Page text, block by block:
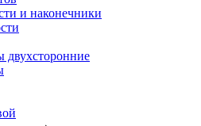
и наконечники
двухсторонние